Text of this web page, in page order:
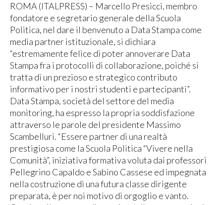
ROMA (ITALPRESS) – Marcello Presicci, membro
fondatore e segretario generale della Scuola
Politica, nel dare il benvenuto a Data Stampa come
media partner istituzionale, si dichiara
“estremamente felice di poter annoverare Data
Stampa fra i protocolli di collaborazione, poiché si
tratta di un prezioso e strategico contributo
informativo per i nostri studenti e partecipanti”.
Data Stampa, società del settore del media
monitoring, ha espresso la propria soddisfazione
attraverso le parole del presidente Massimo
Scambelluri. “Essere partner di una realtà
prestigiosa come la Scuola Politica “Vivere nella
Comunità”, iniziativa formativa voluta dai professori
Pellegrino Capaldo e Sabino Cassese ed impegnata
nella costruzione di una futura classe dirigente
preparata, è per noi motivo di orgoglio e vanto.